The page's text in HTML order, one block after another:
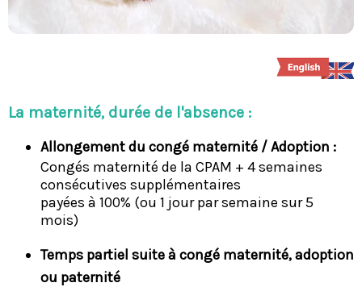
La maternité, durée de l'absence :
Allongement du congé maternité / Adoption :
Congés maternité de la CPAM + 4 semaines
consécutives supplémentaires
payées à 100% (ou 1 jour par semaine sur 5
mois)
Temps partiel suite à congé maternité, adoption
ou paternité